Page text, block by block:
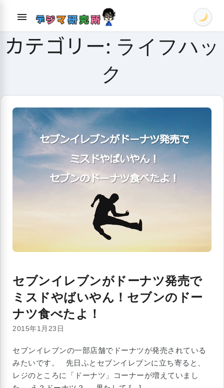
menu
カテゴリー: ライフハッ
ク
セブンイレブンがドーナツ発売で
ミスドやばいやん！セブンのドー
ナツ食べたよ！
2015年1月23日
セブンイレブンの一部店舗でドーナツが発売されている
みたいです。 先日ふとセブンイレブンに立ち寄ると、
レジのところに「ドーナツ」コーナーが増えていまし